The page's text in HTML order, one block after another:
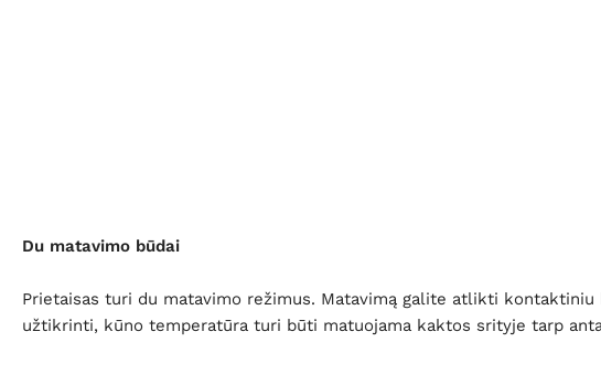
Du matavimo būdai
Prietaisas turi du matavimo režimus. Matavimą galite atlikti
užtikrinti, kūno temperatūra turi būti matuojama kaktos srityje tarp